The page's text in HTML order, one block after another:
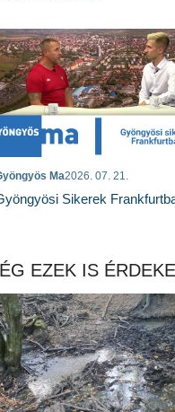
Ma2026. 07. 21.
Sikerek
EZEK IS